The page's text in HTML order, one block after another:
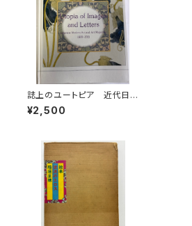
誌上のユートピア 近代日
本の絵画と美術雑誌1889-1
915 神奈川県立近代美術
¥2,500